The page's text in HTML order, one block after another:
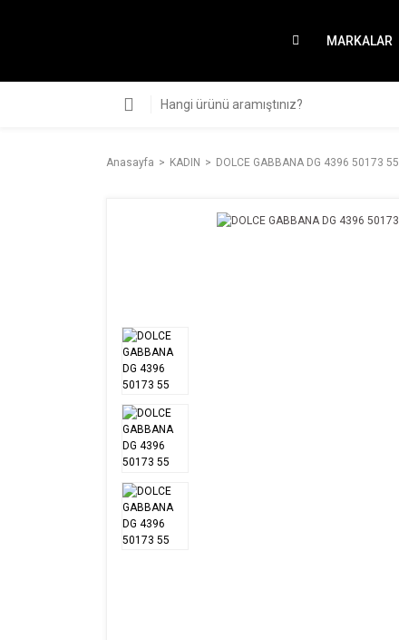
MARKALAR
Anasayfa KADIN DOLCE GABBANA DG 4396 50173 55